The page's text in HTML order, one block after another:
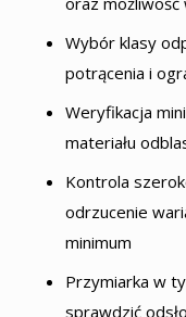
Wybór klasy
potrącenia i
Weryfikacja
materiału
Kontrola
odrzucenie
minimum
Przymiarka w
sprawdzić